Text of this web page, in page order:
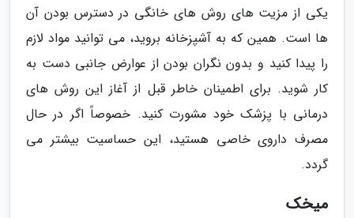
یکی از مزیت های روش های خانگی در دسترس بودن آن
ها است. همین که به آشپزخانه بروید، می توانید مواد لازم
را پیدا کنید و بدون نگران بودن از عوارض جانبی دست به
کار شوید. برای اطمینان خاطر قبل از آغاز این روش های
درمانی با پزشک خود مشورت کنید. خصوصاً اگر در حال
مصرف داروی خاصی هستید، این حساسیت بیشتر می
گردد.
میخک